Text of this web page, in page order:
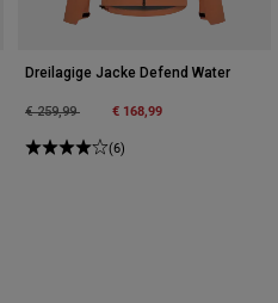
Dreilagige Jacke Defend Water
Price reduced from
€ 259,99to € 168,99
(6)